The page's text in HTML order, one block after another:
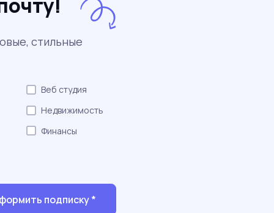
стильные
Веб студия
Недвижимость
Финансы
подписку *